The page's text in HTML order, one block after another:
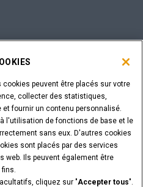
CASE
peuvent être placés sur votre
collecter des statistiques,
fournir un contenu personnalisé.
l'utilisation de fonctions de base et le
sans eux. D'autres cookies
sont placés par des services
web. Ils peuvent également être
cliquez sur "Accepter tous".